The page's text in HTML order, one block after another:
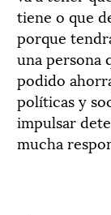
tiene o que
porque
una persona
podido
políticas y
impulsar
mucha